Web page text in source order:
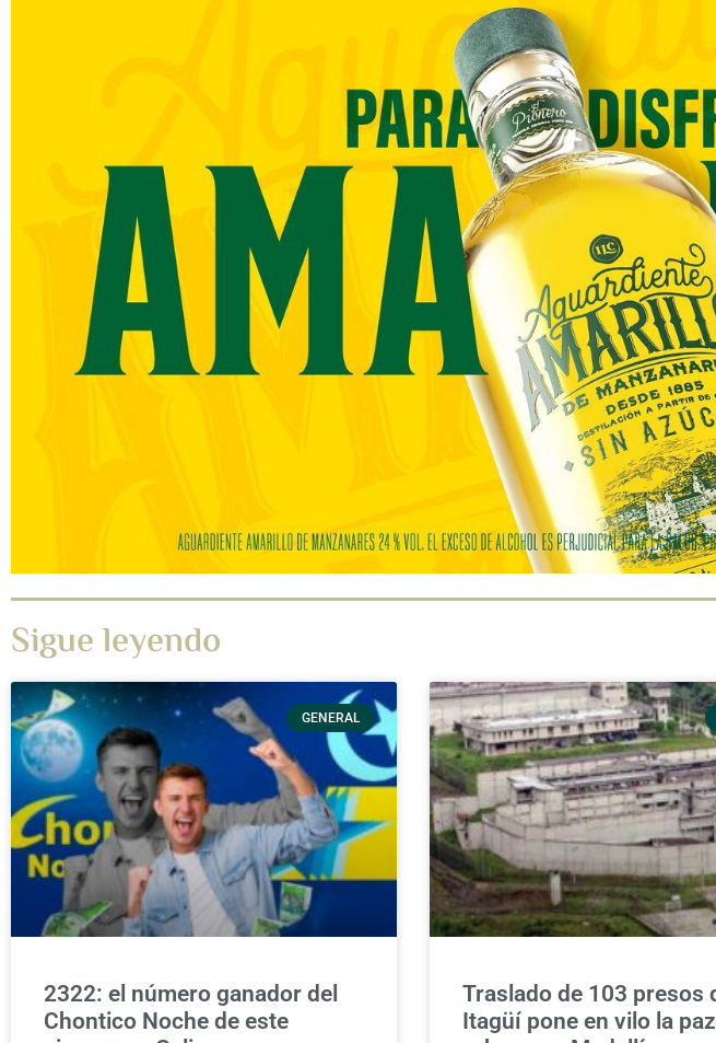
Sigue leyendo
GENERAL
2322: el número ganador del
Chontico Noche de este
Traslado de 103 presos
Itagüí pone en vilo la paz